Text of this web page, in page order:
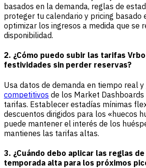
basados en la demanda, reglas de
proteger tu calendario y pricing basado
optimizar los ingresos a medida que se
disponibilidad.
2. ¿Cómo puedo subir las tarifas
festividades sin perder reservas?
Usa datos de demanda en tiempo real y
competitivos de los Market
tarifas. Establecer estadías mínimas
descuentos dirigidos para los «huecos
puede mantener el interés de los
mantienes las tarifas altas.
3. ¿Cuándo debo aplicar las reglas
temporada alta para los próximos